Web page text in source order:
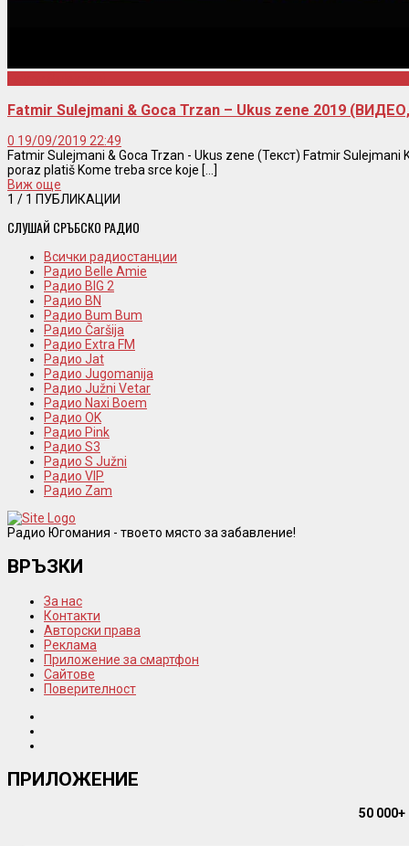
Fatmir Sulejmani & Goca Trzan – Ukus zene 2019
0 19/09/2019 22:49
Fatmir Sulejmani & Goca Trzan - Ukus zene (Текст) Fatmir
poraz platiš Kome treba srce koje [...]
Виж още
1 / 1 ПУБЛИКАЦИИ
СЛУШАЙ СРЪБСКО РАДИО
Всички радиостанции
Радио Belle Amie
Радио BIG 2
Радио BN
Радио Bum Bum
Радио Čaršija
Радио Extra FM
Радио Jat
Радио Jugomanija
Радио Južni Vetar
Радио Naxi Boem
Радио OK
Радио Pink
Радио S3
Радио S Južni
Радио VIP
Радио Zam
Радио Югомания - твоето място за забавление!
ВРЪЗКИ
За нас
Контакти
Авторски права
Реклама
Приложение за смартфон
Сайтове
Поверителност
ПРИЛОЖЕНИЕ
50